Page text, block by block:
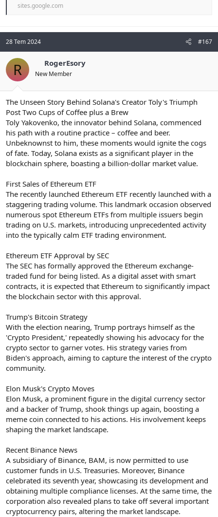
sites.google.com
28 Tem 2024 #167
R RogerEsory
New Member
The Unseen Story Behind Solana's Creator Toly's Triumph
Post Two Cups of Coffee plus a Brew
Toly Yakovenko, the innovator behind Solana, commenced
his path with a routine practice – coffee and beer.
Unbeknownst to him, these moments would ignite the cogs
of fate. Today, Solana exists as a significant player in the
blockchain sphere, boasting a billion-dollar market value.
First Sales of Ethereum ETF
The recently launched Ethereum ETF recently launched with a
staggering trading volume. This landmark occasion observed
numerous spot Ethereum ETFs from multiple issuers begin
trading on U.S. markets, introducing unprecedented activity
into the typically calm ETF trading environment.
Ethereum ETF Approval by SEC
The SEC has formally approved the Ethereum exchange-
traded fund for being listed. As a digital asset with smart
contracts, it is expected that Ethereum to significantly impact
the blockchain sector with this approval.
Trump's Bitcoin Strategy
With the election nearing, Trump portrays himself as the
'Crypto President,' repeatedly showing his advocacy for the
crypto sector to garner votes. His strategy varies from
Biden's approach, aiming to capture the interest of the crypto
community.
Elon Musk's Crypto Moves
Elon Musk, a prominent figure in the digital currency sector
and a backer of Trump, shook things up again, boosting a
meme coin connected to his actions. His involvement keeps
shaping the market landscape.
Recent Binance News
A subsidiary of Binance, BAM, is now permitted to use
customer funds in U.S. Treasuries. Moreover, Binance
celebrated its seventh year, showcasing its development and
obtaining multiple compliance licenses. At the same time, the
corporation also revealed plans to take off several important
cryptocurrency pairs, altering the market landscape.